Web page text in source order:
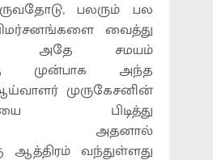
பலரும் பல
வைத்து
அதே சமயம்
முன்பாக அந்த
முருகேசனின்
பிடித்து
அதனால்
ஆத்திரம் வந்துள்ளது